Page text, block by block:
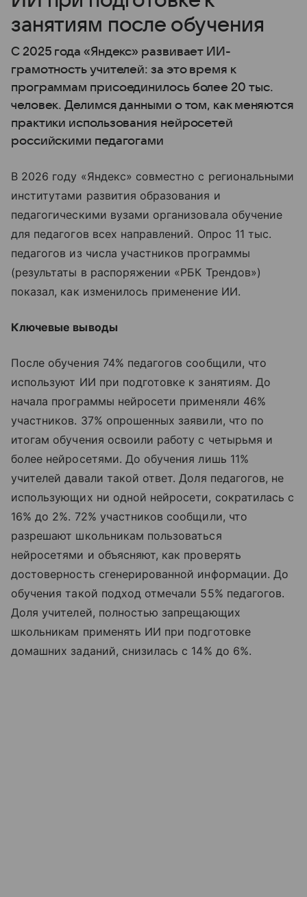
занятиям после обучения
С 2025 года «Яндекс» развивает ИИ-
грамотность учителей: за это время к
программам присоединилось более 20 тыс.
человек. Делимся данными о том, как меняются
практики использования нейросетей
российскими педагогами
В 2026 году «Яндекс» совместно с региональными
институтами развития образования и
педагогическими вузами организовала обучение
для педагогов всех направлений. Опрос 11 тыс.
педагогов из числа участников программы
(результаты в распоряжении «РБК Трендов»)
показал, как изменилось применение ИИ.
Ключевые выводы
После обучения 74% педагогов сообщили, что
используют ИИ при подготовке к занятиям. До
начала программы нейросети применяли 46%
участников. 37% опрошенных заявили, что по
итогам обучения освоили работу с четырьмя и
более нейросетями. До обучения лишь 11%
учителей давали такой ответ. Доля педагогов, не
использующих ни одной нейросети, сократилась с
16% до 2%. 72% участников сообщили, что
разрешают школьникам пользоваться
нейросетями и объясняют, как проверять
достоверность сгенерированной информации. До
обучения такой подход отмечали 55% педагогов.
Доля учителей, полностью запрещающих
школьникам применять ИИ при подготовке
домашних заданий, снизилась с 14% до 6%.